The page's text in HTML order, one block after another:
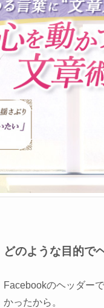
どのような目的で
Facebookのヘッダー
かったから。